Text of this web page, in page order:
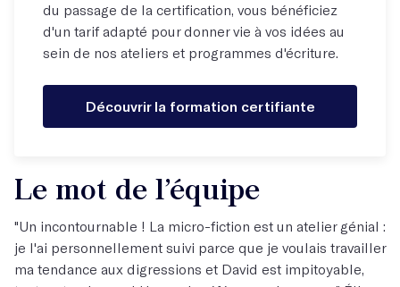
du passage de la certification, vous bénéficiez
d'un tarif adapté pour donner vie à vos idées au
sein de nos ateliers et programmes d'écriture.
Découvrir la formation certifiante
Le mot de l’équipe
"Un incontournable ! La micro-fiction est un atelier génial :
je l'ai personnellement suivi parce que je voulais travailler
ma tendance aux digressions et David est impitoyable,